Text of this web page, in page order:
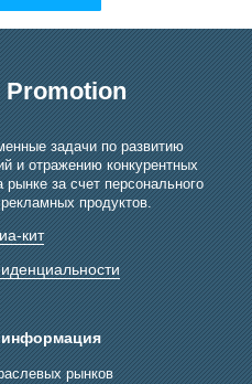
Promotion
задачи по развитию
и отражению конкурентных
за счет персонального
продуктов.
кит
рынков